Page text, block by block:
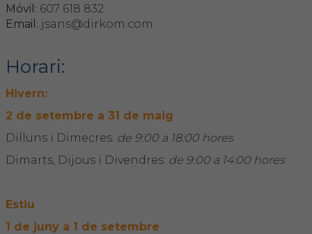
Móvil: 607 618 832
Email: jsans@dirkom.com
Horari:
Hivern:
2 de setembre a 31 de maig
Dilluns i Dimecres: de 9:00 a 18:00 hores
Dimarts, Dijous i Divendres: de 9:00 a 14:00 hores
Estiu
1 de juny a 1 de setembre